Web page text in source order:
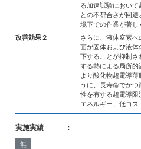
る加速試験におい
との不都合さが回
境下での作業が著し
改善効果２
さらに、液体窒素
面が固体および液体
下することが抑制さ
する熱による局所的
より酸化物超電導
うに、長寿命でか
性を有する超電導限
エネルギー、低コス
実施実績 ：
無